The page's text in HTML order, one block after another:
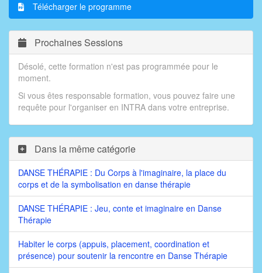
Télécharger le programme
Prochaines Sessions
Désolé, cette formation n'est pas programmée pour le
moment.
Si vous êtes responsable formation, vous pouvez faire une
requête pour l'organiser en INTRA dans votre entreprise.
Dans la même catégorie
DANSE THÉRAPIE : Du Corps à l'imaginaire, la place du
corps et de la symbolisation en danse thérapie
DANSE THÉRAPIE : Jeu, conte et imaginaire en Danse
Thérapie
Habiter le corps (appuis, placement, coordination et
présence) pour soutenir la rencontre en Danse Thérapie